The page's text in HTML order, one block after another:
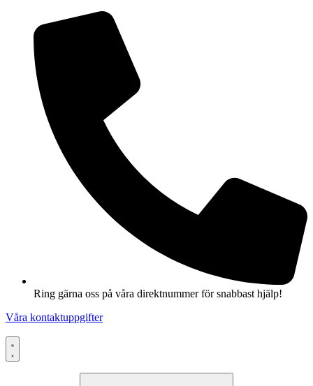
innehåll
Ring gärna oss på våra direktnummer för snabbast hjälp!
Våra kontaktuppgifter